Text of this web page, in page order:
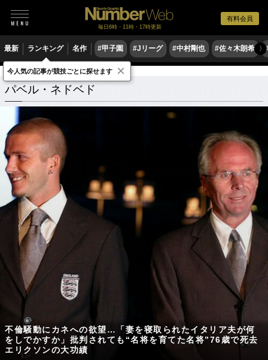
有料会員
毎日6時・11時・17時更新
最新 ランキング 名作 #甲子園 #Jリーグ #中村剛也 #佐々木朗希 〉
パベル・ネドベド 関連記事
パベル・ネドベド
不倫騒動にカネへの欲望…「妻を寝取られたイタリア夫が何
をしでかすか」批判されても“名将を育てた名将”76歳で死去
エリクソンの大功績
今人気の記事が競技ごとに探せます ×